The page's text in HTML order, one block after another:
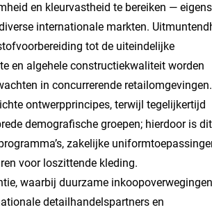
en kleurvastheid te bereiken —
internationale markten.
tot de uiteindelijke
en algehele constructiekwaliteit worden
in concurrerende
ontwerpprincipes, terwijl tegelijkertijd
demografische groepen; hierdoor is dit
zakelijke
voor loszittende kleding.
waarbij duurzame
detailhandelspartners en